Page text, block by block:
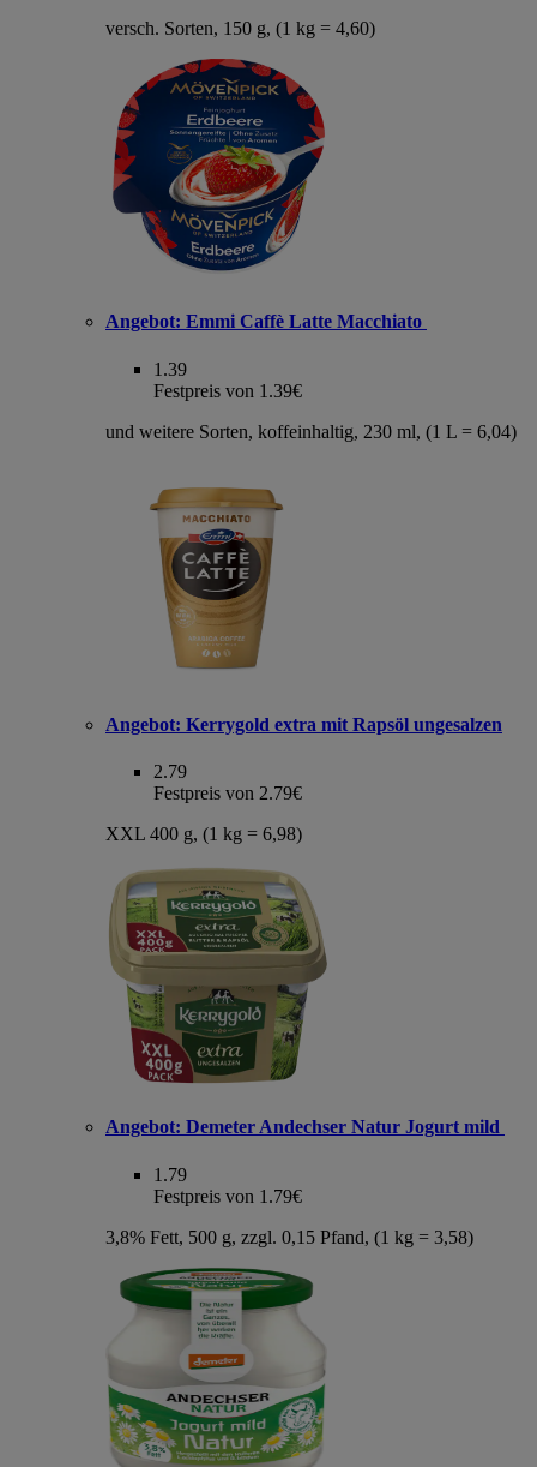
versch. Sorten, 150 g, (1 kg = 4,60)
Angebot: Emmi Caffè Latte Macchiato
1.39
Festpreis von 1.39€
und weitere Sorten, koffeinhaltig, 230 ml, (1 L = 6,04)
Angebot: Kerrygold extra mit Rapsöl ungesalzen
2.79
Festpreis von 2.79€
XXL 400 g, (1 kg = 6,98)
Angebot: Demeter Andechser Natur Jogurt mild
1.79
Festpreis von 1.79€
3,8% Fett, 500 g, zzgl. 0,15 Pfand, (1 kg = 3,58)